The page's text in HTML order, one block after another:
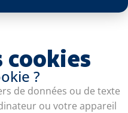
cookies
?
de données ou de texte
ou votre appareil